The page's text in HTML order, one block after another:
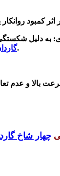
به دلیل
می باشد.
بالا و عدم
چهار شاخ